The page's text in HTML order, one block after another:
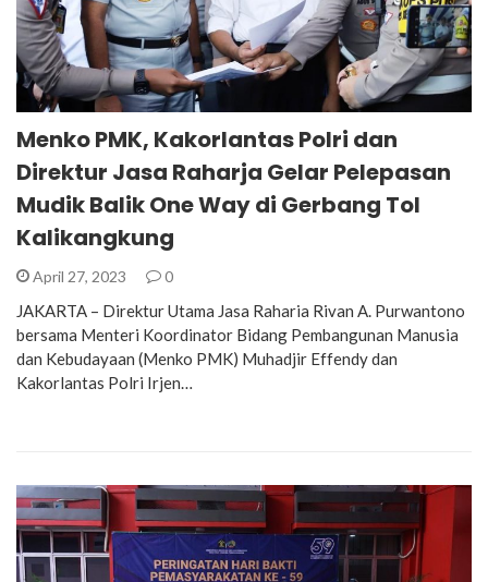
Menko PMK, Kakorlantas Polri dan
Direktur Jasa Raharja Gelar Pelepasan
Mudik Balik One Way di Gerbang Tol
Kalikangkung
April 27, 2023 0
JAKARTA – Direktur Utama Jasa Raharia Rivan A. Purwantono
bersama Menteri Koordinator Bidang Pembangunan Manusia
dan Kebudayaan (Menko PMK) Muhadjir Effendy dan
Kakorlantas Polri Irjen…